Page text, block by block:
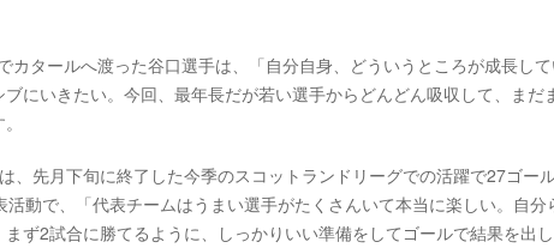
タールへ渡った谷口選手は、「自分自身、どういうところが成長して
にいきたい。今回、最年長だが若い選手からどんどん吸収して、まだ
、先月下旬に終了した今季のスコットランドリーグでの活躍で27ゴー
動で、「代表チームはうまい選手がたくさんいて本当に楽しい。自分
ず2試合に勝てるように、しっかりいい準備をしてゴールで結果を出